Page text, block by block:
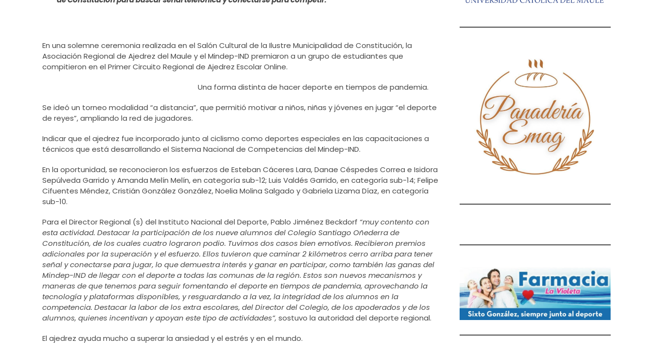
En una solemne ceremonia realizada en el Salón Cultural de la Ilustre Municipalidad de Constitución, la
Asociación Regional de Ajedrez del Maule y el Mindep-IND premiaron a un grupo de estudiantes que
compitieron en el Primer Circuito Regional de Ajedrez Escolar Online.
Una forma distinta de hacer deporte en tiempos de pandemia.
Se ideó un torneo modalidad “a distancia”, que permitió motivar a niños, niñas y jóvenes en jugar “el deporte
de reyes”, ampliando la red de jugadores.
Indicar que el ajedrez fue incorporado junto al ciclismo como deportes especiales en las capacitaciones a
técnicos que está desarrollando el Sistema Nacional de Competencias del Mindep-IND.
En la oportunidad, se reconocieron los esfuerzos de Esteban Cáceres Lara, Danae Céspedes Correa e Isidora
Sepúlveda Garrido y Amanda Melín Melín, en categoría sub-12; Luis Valdés Garrido, en categoría sub-14; Felipe
Cifuentes Méndez, Cristián González González, Noelia Molina Salgado y Gabriela Lizama Díaz, en categoría
sub-10.
Para el Director Regional (s) del Instituto Nacional del Deporte, Pablo Jiménez Beckdorf “muy contento con
esta actividad. Destacar la participación de los nueve alumnos del Colegio Santiago Oñederra de
Constitución, de los cuales cuatro lograron podio. Tuvimos dos casos bien emotivos. Recibieron premios
adicionales por la superación y el esfuerzo. Ellos tuvieron que caminar 2 kilómetros cerro arriba para tener
señal y conectarse para jugar, lo que demuestra interés y ganar en participar, como también las ganas del
Mindep-IND de llegar con el deporte a todas las comunas de la región. Estos son nuevos mecanismos y
maneras de que tenemos para seguir fomentando el deporte en tiempos de pandemia, aprovechando la
tecnología y plataformas disponibles, y resguardando a la vez, la integridad de los alumnos en la
competencia. Destacar la labor de los extra escolares, del Director del Colegio, de los apoderados y de los
alumnos, quienes incentivan y apoyan este tipo de actividades”, sostuvo la autoridad del deporte regional.
El ajedrez ayuda mucho a superar la ansiedad y el estrés y en el mundo.